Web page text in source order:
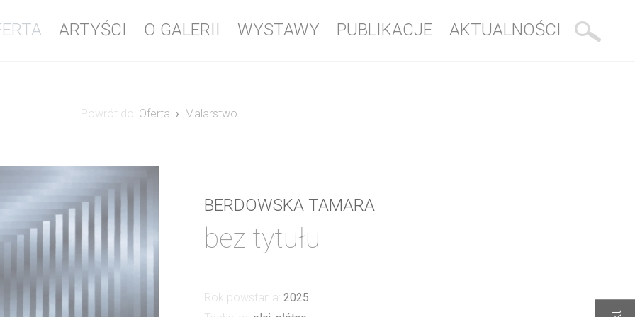
ARTYŚCI O GALERII WYSTAWY PUBLIKACJE AKTUALNOŚCI
Powrót do: Oferta Malarstwo
BERDOWSKA TAMARA
bez tytułu
Rok powstania: 2025